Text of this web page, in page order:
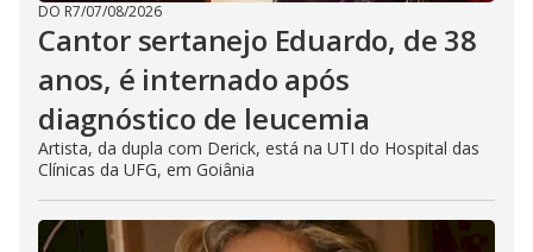
DO R7/07/08/2026
Cantor sertanejo Eduardo, de 38
anos, é internado após
diagnóstico de leucemia
Artista, da dupla com Derick, está na UTI do Hospital das
Clínicas da UFG, em Goiânia